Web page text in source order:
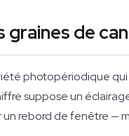
graines de
photopériodique
suppose un
rebord de fenêtre —